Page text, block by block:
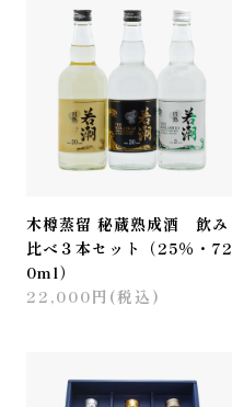
木樽蒸留 秘蔵熟成酒 飲み
比べ３本セット（25％・72
0ml）
22,000円(税込)